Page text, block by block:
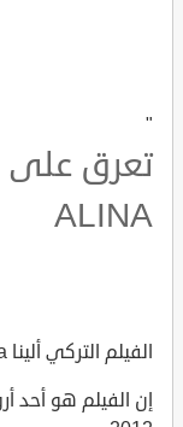
"
تعرق على
ALINA
الفيلم التركي ألينا Alina
إن الفيلم هو أحد